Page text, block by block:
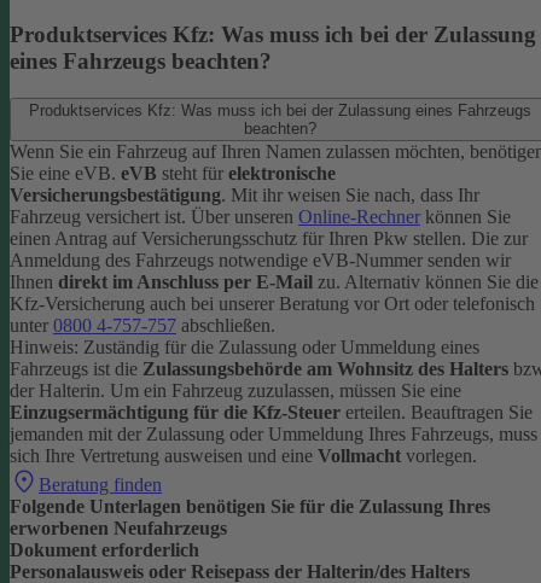
Produktservices Kfz: Was muss ich bei der Zulassung
eines Fahrzeugs beachten?
Produktservices Kfz: Was muss ich bei der Zulassung eines Fahrzeugs
beachten?
Wenn Sie ein Fahrzeug auf Ihren Namen zulassen möchten,
Sie eine eVB. eVB steht für elektronische
Versicherungsbestätigung. Mit ihr weisen Sie nach, dass Ihr
Fahrzeug versichert ist. Über unseren Online-Rechner können Sie
einen Antrag auf Versicherungsschutz für Ihren Pkw stellen. Die zur
Anmeldung des Fahrzeugs notwendige eVB-Nummer senden wir
Ihnen direkt im Anschluss per E-Mail zu. Alternativ können Sie die
Kfz-Versicherung auch bei unserer Beratung vor Ort oder telefonisch
unter 0800 4-757-757 abschließen.
Hinweis: Zuständig für die Zulassung oder Ummeldung eines
Fahrzeugs ist die Zulassungsbehörde am Wohnsitz des Halters
der Halterin. Um ein Fahrzeug zuzulassen, müssen Sie eine
Einzugsermächtigung für die Kfz-Steuer erteilen. Beauftragen Sie
jemanden mit der Zulassung oder Ummeldung Ihres Fahrzeugs, muss
sich Ihre Vertretung ausweisen und eine Vollmacht vorlegen.
Beratung finden
Folgende Unterlagen benötigen Sie für die Zulassung Ihres
erworbenen Neufahrzeugs
Dokument erforderlich
Personalausweis oder Reisepass der Halterin/des Halters